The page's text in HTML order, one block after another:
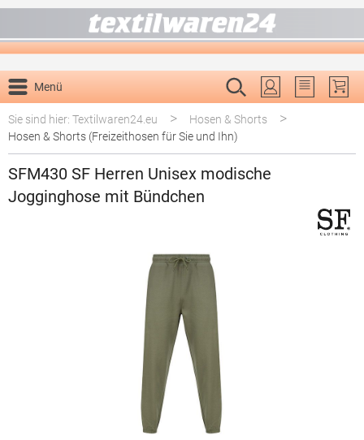
Menü
Du hast 0
Sie sind hier: Textilwaren24.eu
> Hosen & Shorts >
Hosen & Shorts (Freizeithosen für Sie und Ihn)
SFM430 SF Herren Unisex modische
Jogginghose mit Bündchen